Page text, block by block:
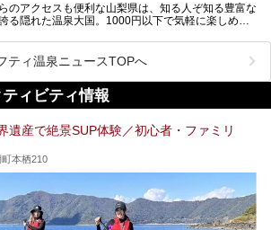
のアクセスも便利な山梨県は、知る人ぞ知る豊富な
る隠れた温泉大国。1000円以下で気軽に楽しめ
からの季節に嬉しい、じんわりと体の芯まで温ま
湯”が豊富なのも魅力。今回は、湯質も抜群で心ゆく
ラックスできる山梨のお得な日帰り温泉を、実際体験
と共に紹介します。
とは35℃～39℃程度の体温に近いぬるめ温泉のこ
ティ温泉ニュースTOPへ
ィビティ情報
遺産で絶景SUP体験／初心者・ファミリ
本栖210